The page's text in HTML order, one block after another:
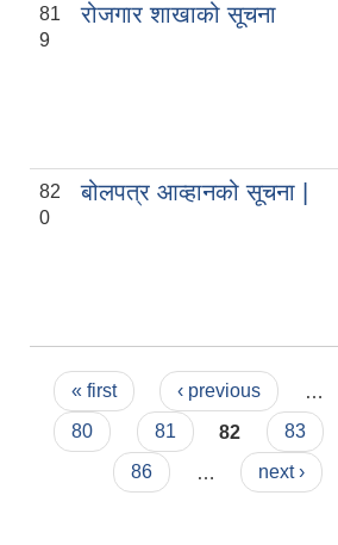
81
9
रोजगार शाखाको सूचना
82
0
बोलपत्र आव्हानको सूचना |
Pages
« first ‹ previous
80
81 82 83
86
next ›